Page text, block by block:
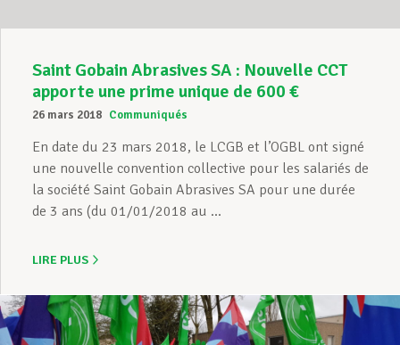
Saint Gobain Abrasives SA : Nouvelle CCT
apporte une prime unique de 600 €
26 mars 2018 Communiqués
En date du 23 mars 2018, le LCGB et l’OGBL ont signé
une nouvelle convention collective pour les salariés de
la société Saint Gobain Abrasives SA pour une durée
de 3 ans (du 01/01/2018 au ...
LIRE PLUS